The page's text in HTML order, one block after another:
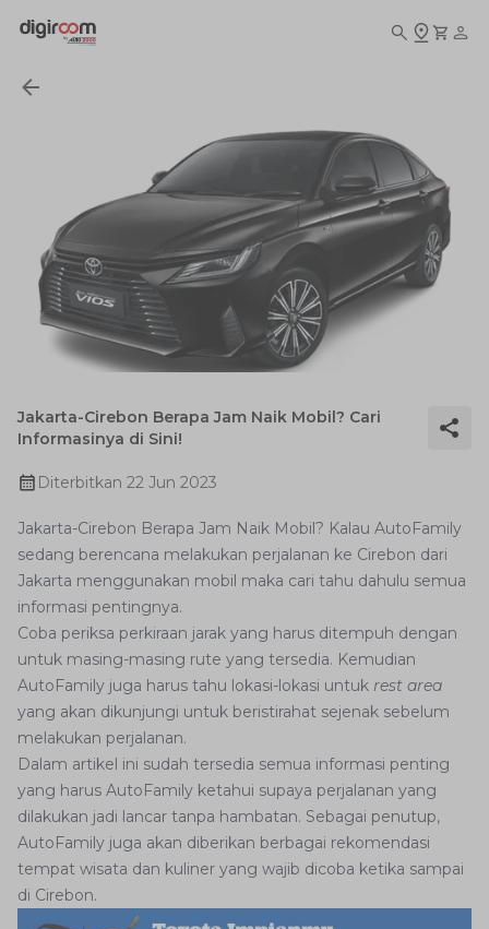
Jakarta-Cirebon Berapa Jam Naik Mobil? Cari
Informasinya di Sini!
Diterbitkan 22 Jun 2023
Jakarta-Cirebon Berapa Jam Naik Mobil? Kalau AutoFamily
sedang berencana melakukan perjalanan ke Cirebon dari
Jakarta menggunakan mobil maka cari tahu dahulu semua
informasi pentingnya.
Coba periksa perkiraan jarak yang harus ditempuh dengan
untuk masing-masing rute yang tersedia. Kemudian
AutoFamily juga harus tahu lokasi-lokasi untuk rest area
yang akan dikunjungi untuk beristirahat sejenak sebelum
melakukan perjalanan.
Dalam artikel ini sudah tersedia semua informasi penting
yang harus AutoFamily ketahui supaya perjalanan yang
dilakukan jadi lancar tanpa hambatan. Sebagai penutup,
AutoFamily juga akan diberikan berbagai rekomendasi
tempat wisata dan kuliner yang wajib dicoba ketika sampai
di Cirebon.